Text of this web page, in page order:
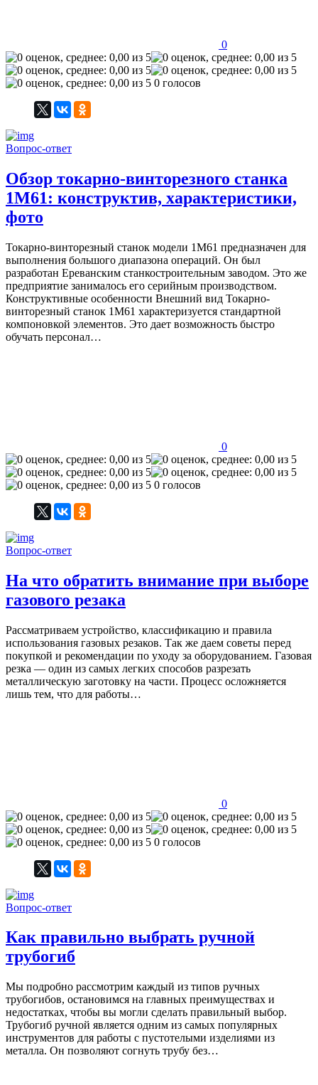
0
0 голосов
Вопрос-ответ
Обзор токарно-винторезного станка
1М61: конструктив, характеристики,
фото
Токарно-винторезный станок модели 1М61 предназначен для
выполнения большого диапазона операций. Он был
разработан Ереванским станкостроительным заводом. Это же
предприятие занималось его серийным производством.
Конструктивные особенности Внешний вид Токарно-
винторезный станок 1М61 характеризуется стандартной
компоновкой элементов. Это дает возможность быстро
обучать персонал…
0
0 голосов
Вопрос-ответ
На что обратить внимание при выборе
газового резака
Рассматриваем устройство, классификацию и правила
использования газовых резаков. Так же даем советы перед
покупкой и рекомендации по уходу за оборудованием. Газовая
резка — один из самых легких способов разрезать
металлическую заготовку на части. Процесс осложняется
лишь тем, что для работы…
0
0 голосов
Вопрос-ответ
Как правильно выбрать ручной
трубогиб
Мы подробно рассмотрим каждый из типов ручных
трубогибов, остановимся на главных преимуществах и
недостатках, чтобы вы могли сделать правильный выбор.
Трубогиб ручной является одним из самых популярных
инструментов для работы с пустотелыми изделиями из
металла. Он позволяют согнуть трубу без…